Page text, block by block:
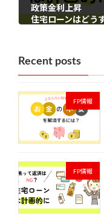
政策金利上昇
住宅ローンはどう
Recent posts
FP情報
FP情報